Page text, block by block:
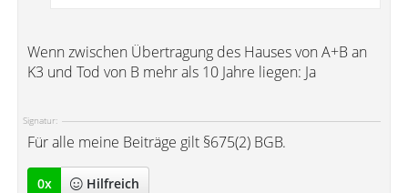
Wenn zwischen Übertragung des Hauses von A+B an
K3 und Tod von B mehr als 10 Jahre liegen: Ja
Signatur:
Für alle meine Beiträge gilt §675(2) BGB.
0x Hilfreich